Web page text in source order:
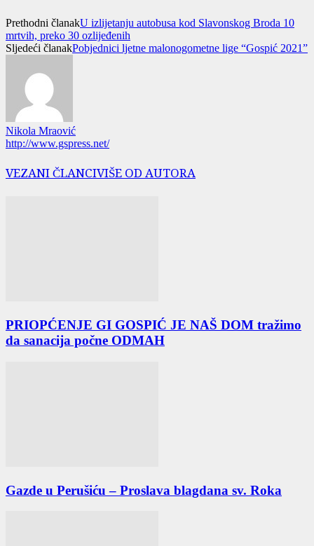
Prethodni članakU izlijetanju autobusa kod Slavonskog Broda 10
mrtvih, preko 30 ozlijeđenih
Sljedeći članakPobjednici ljetne malonogometne lige “Gospić 2021”
Nikola Mraović
http://www.gspress.net/
VEZANI ČLANCIVIŠE OD AUTORA
PRIOPĆENJE GI GOSPIĆ JE NAŠ DOM tražimo
da sanacija počne ODMAH
Gazde u Perušiću – Proslava blagdana sv. Roka